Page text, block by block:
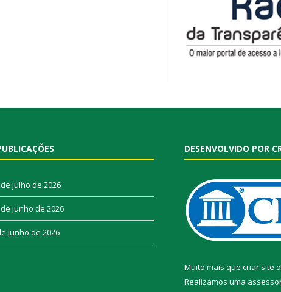
julho de 2026
de junho de 2026
junho de 2026
DESENVOLVIDO POR
Muito mais que criar site
Realizamos uma